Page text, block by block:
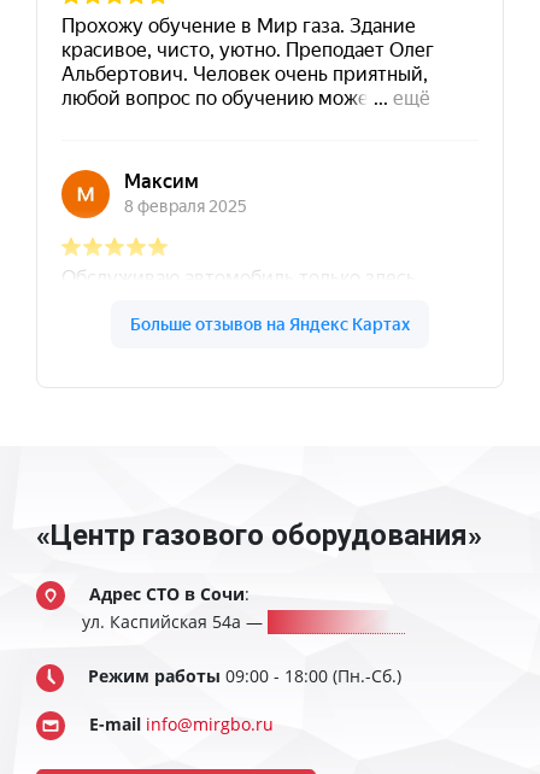
«Центр газового оборудования»
Адрес СТО в Сочи:
ул. Каспийская 54а—
Режим работы 09:00 - 18:00 (Пн.-Сб.)
E-mail info@mirgbo.ru